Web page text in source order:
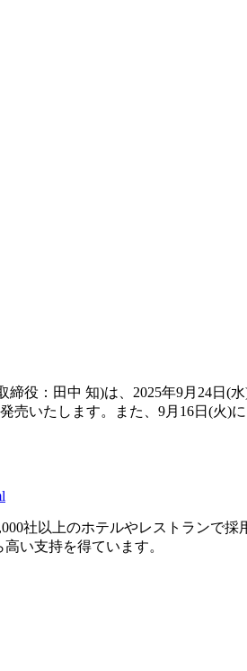
役：田中 知)は、2025年9月24日
売いたします。また、9月16日(火
社以上のホテルやレストランで
い支持を得ています。